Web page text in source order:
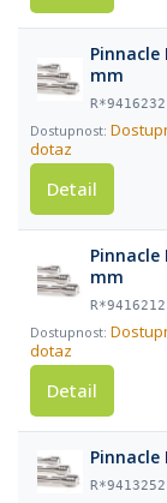
Pinnacle
mm
R*9416232
dotaz
Detail
Pinnacle
mm
R*9416212
dotaz
Detail
Pinnacle
R*9413252